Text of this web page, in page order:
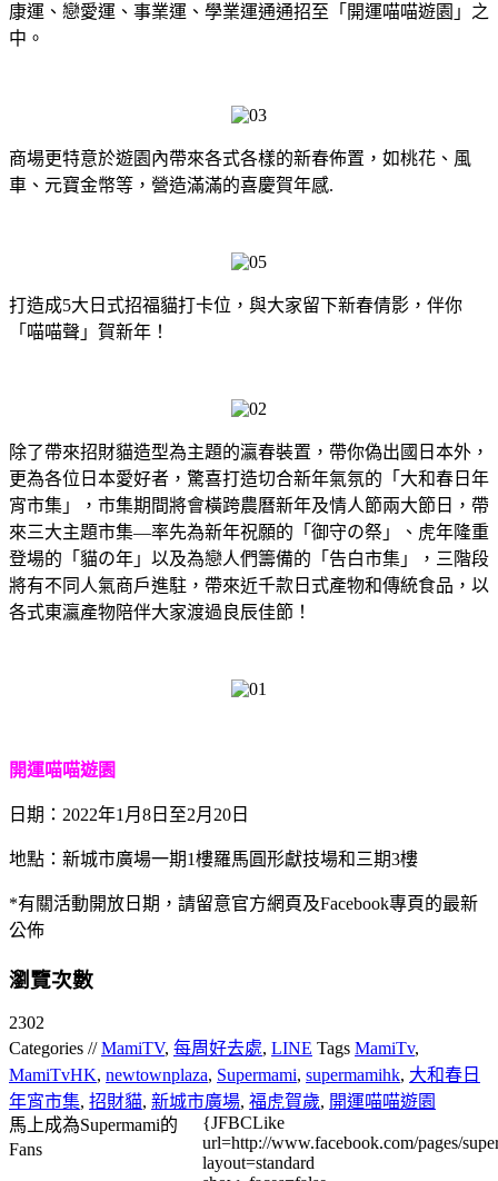
康運、戀愛運、事業運、學業運通通招至「開運喵喵遊園」之
中。
商場更特意於遊園內帶來各式各樣的新春佈置，如桃花、風
車、元寶金幣等，營造滿滿的喜慶賀年感.
打造成5大日式招福貓打卡位，與大家留下新春倩影，伴你
「喵喵聲」賀新年！
除了帶來招財貓造型為主題的瀛春裝置，帶你偽出國日本外，
更為各位日本愛好者，驚喜打造切合新年氣氛的「大和春日年
宵市集」，市集期間將會橫跨農曆新年及情人節兩大節日，帶
來三大主題市集—率先為新年祝願的「御守の祭」、虎年隆重
登場的「貓の年」以及為戀人們籌備的「告白市集」，三階段
將有不同人氣商戶進駐，帶來近千款日式產物和傳統食品，以
各式東瀛產物陪伴大家渡過良辰佳節！
開運喵喵遊園
日期：2022年1月8日至2月20日
地點：新城市廣場一期1樓羅馬圓形獻技場和三期3樓
*有關活動開放日期，請留意官方網頁及Facebook專頁的最新
公佈
瀏覽次數
2302
Categories //MamiTV, 每周好去處, LINE Tags MamiTv,
MamiTvHK, newtownplaza, Supermami, supermamihk, 大和春日
年宵市集, 招財貓, 新城市廣場, 福虎賀歲, 開運喵喵遊園
馬上成為Supermami的
Fans
{JFBCLike
url=http://www.facebook.com/pages/
layout=standard